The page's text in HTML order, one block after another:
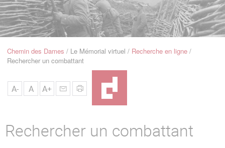
Navigation
Fil
Chemin des Dames Le Mémorial virtuel
Recherche en ligne
Rechercher un combattant
A- A A+
Rechercher un combattant